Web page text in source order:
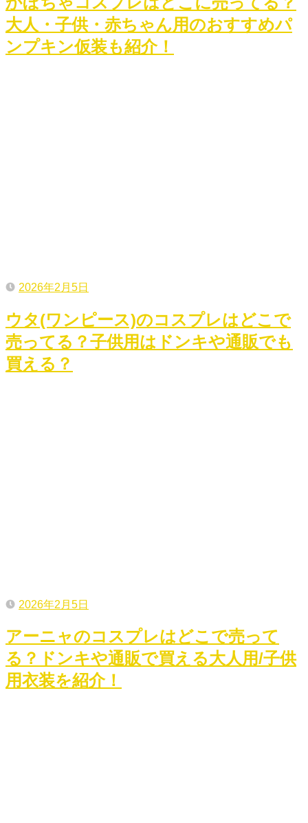
大人・子供・赤ちゃん用のおすすめパ
ンプキン仮装も紹介！
2026年2月5日
ウタ(ワンピース)のコスプレはどこで
売ってる？子供用はドンキや通販でも
買える？
2026年2月5日
アーニャのコスプレはどこで売って
る？ドンキや通販で買える大人用/子供
用衣装を紹介！